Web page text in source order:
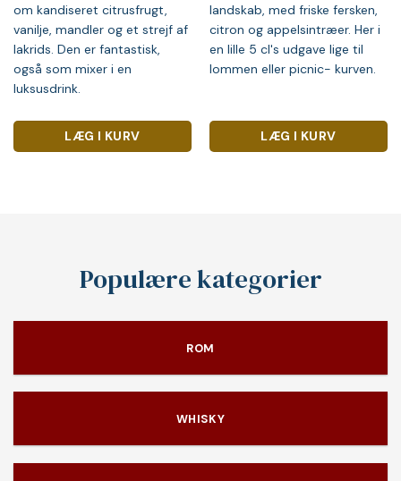
om kandiseret citrusfrugt,
vanilje, mandler og et strejf af
lakrids. Den er fantastisk,
også som mixer i en
luksusdrink.
LÆG I KURV
landskab, med friske fersken,
citron og appelsintræer. Her i
en lille 5 cl's udgave lige til
lommen eller picnic- kurven.
LÆG I KURV
Populære kategorier
ROM
WHISKY